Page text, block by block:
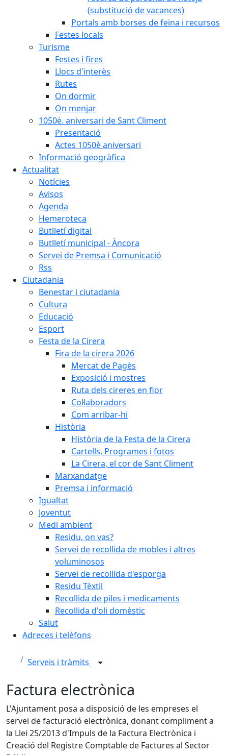
(substitució de vacances)
Portals amb borses de feina i recursos
Festes locals
Turisme
Festes i fires
Llocs d'interès
Rutes
On dormir
On menjar
1050è. aniversari de Sant Climent
Presentació
Actes 1050è aniversari
Informació geogràfica
Actualitat
Notícies
Avisos
Agenda
Hemeroteca
Butlletí digital
Butlletí municipal - Àncora
Servei de Premsa i Comunicació
Rss
Ciutadania
Benestar i ciutadania
Cultura
Educació
Esport
Festa de la Cirera
Fira de la cirera 2026
Mercat de Pagès
Exposició i mostres
Ruta dels cireres en flor
Col·laboradors
Com arribar-hi
Història
Història de la Festa de la Cirera
Cartells, Programes i fotos
La Cirera, el cor de Sant Climent
Marxandatge
Premsa i informació
Igualtat
Joventut
Medi ambient
Residu, on vas?
Servei de recollida de mobles i altres
voluminosos
Servei de recollida d'esporga
Residu Tèxtil
Recollida de piles i medicaments
Recollida d'oli domèstic
Salut
Adreces i telèfons
Serveis i tràmits
Factura electrònica
L'Ajuntament posa a disposició de les empreses el
servei de facturació electrònica, donant compliment a
la Llei 25/2013 d'Impuls de la Factura Electrònica i
Creació del Registre Comptable de Factures al Sector